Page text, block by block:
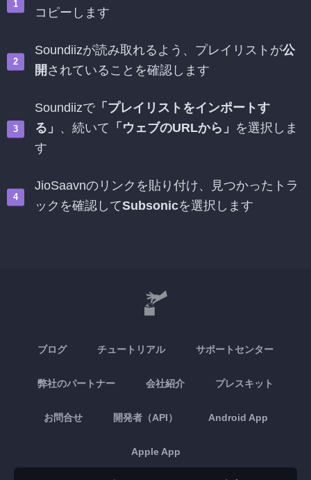
コピーします
Soundiizが読み取れるよう、プレイリストが公
開 されていることを確認します
Soundiizで「プレイリストをインポートす
る」 、続いて 「ウェブのURLから」 を選択しま
す
JioSaavnのリンクを貼り付け、見つかったトラ
ックを確認してSubsonicを選択します
ブログ チュートリアル サポートセンター
弊社のパートナー 会社紹介 プレスキット
お問合せ 開発者（API） Android App
Apple App